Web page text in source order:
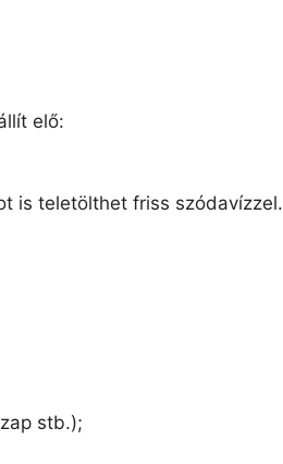
elő:
is teletölthet friss szódavízzel.
stb.);